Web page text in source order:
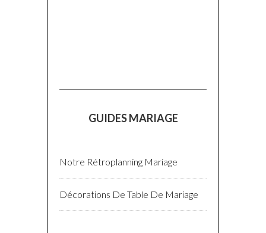
GUIDES MARIAGE
Notre Rétroplanning Mariage
Décorations De Table De Mariage